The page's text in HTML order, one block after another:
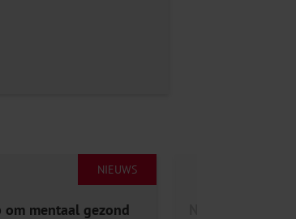
NIEUWS
om mentaal gezond